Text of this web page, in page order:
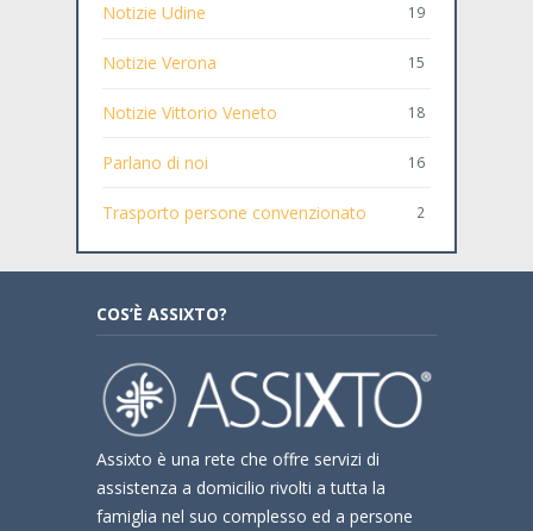
Notizie Udine 19
Notizie Verona 15
Notizie Vittorio Veneto 18
Parlano di noi 16
Trasporto persone convenzionato 2
COS’È ASSIXTO?
Assixto è una rete che offre servizi di
assistenza a domicilio rivolti a tutta la
famiglia nel suo complesso ed a persone